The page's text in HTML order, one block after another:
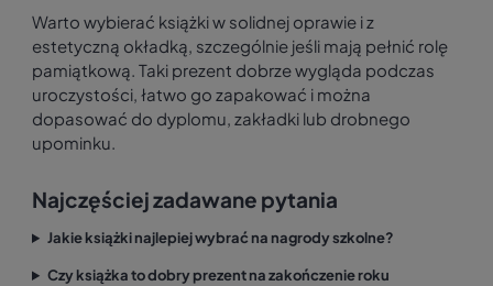
Warto wybierać książki w solidnej oprawie i z
estetyczną okładką, szczególnie jeśli mają pełnić rolę
pamiątkową. Taki prezent dobrze wygląda podczas
uroczystości, łatwo go zapakować i można
dopasować do dyplomu, zakładki lub drobnego
upominku.
Najczęściej zadawane pytania
Jakie książki najlepiej wybrać na nagrody szkolne?
Czy książka to dobry prezent na zakończenie roku